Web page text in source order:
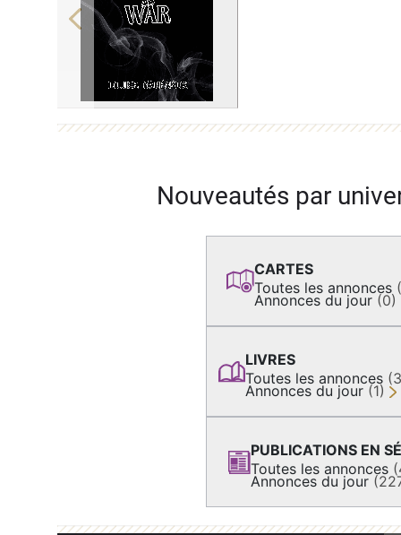
Previous
Nouveautés par
CARTES
Toutes les annonces
Annonces du jour (0)
LIVRES
Toutes les annonces
Annonces du jour (1)
PUBLICATIONS EN
Toutes les annonces
Annonces du jour